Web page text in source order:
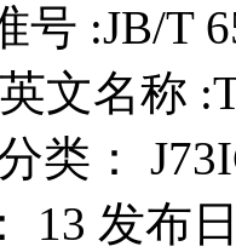
号 :JB/T
文名称
类：
13 发布